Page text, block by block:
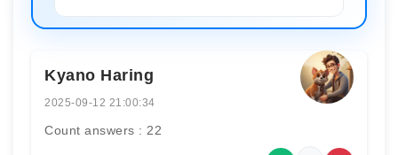
Kyano Haring
2025-09-12 21:00:34
Count answers : 22